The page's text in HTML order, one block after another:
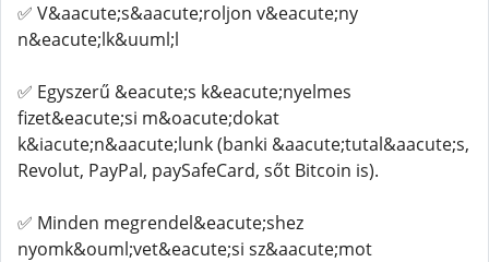
✅ V&aacute;s&aacute;roljon v&eacute;ny
n&eacute;lk&uuml;l
✅ Egyszerű &eacute;s k&eacute;nyelmes
fizet&eacute;si m&oacute;dokat
k&iacute;n&aacute;lunk (banki &aacute;tutal&aacute;s,
Revolut, PayPal, paySafeCard, sőt Bitcoin is).
✅ Minden megrendel&eacute;shez
nyomk&ouml;vet&eacute;si sz&aacute;mot